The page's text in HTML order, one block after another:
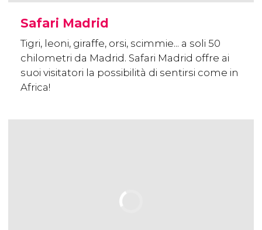
Safari Madrid
Tigri, leoni, giraffe, orsi, scimmie... a soli 50
chilometri da Madrid. Safari Madrid offre ai
suoi visitatori la possibilità di sentirsi come in
Africa!